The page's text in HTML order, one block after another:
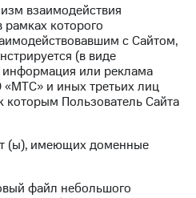
взаимодействия
рамках которого
с Сайтом,
(в виде
или реклама
«МТС» и иных третьих лиц
Пользователь Сайта
(ы), имеющих доменные
файл небольшого